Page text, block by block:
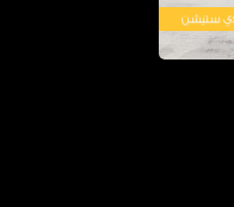
ستيشن